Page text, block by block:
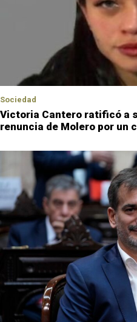
Sociedad
Victoria Cantero ratificó a
renuncia de Molero por un